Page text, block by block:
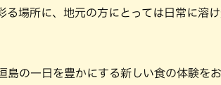
る場所に、地元の方にとっては日常に溶
島の一日を豊かにする新しい食の体験をお